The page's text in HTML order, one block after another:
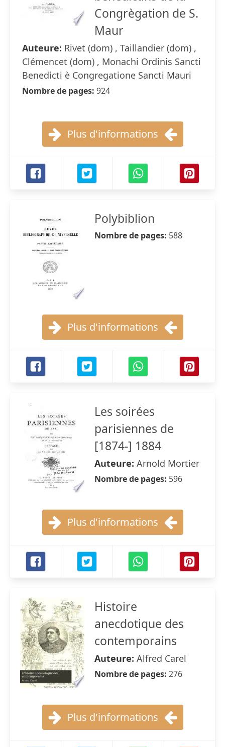
Congrègation de S.
Maur
Auteure: Rivet (dom) , Taillandier (dom) ,
Clémencet (dom) , Monachi Ordinis Sancti
Benedicti è Congregatione Sancti Mauri
Nombre de pages: 924
Plus d'informations
Polybiblion
Nombre de pages: 588
Plus d'informations
Les soirées
parisiennes de
[1874-] 1884
Auteure: Arnold Mortier
Nombre de pages: 596
Plus d'informations
Histoire
anecdotique des
contemporains
Auteure: Alfred Carel
Nombre de pages: 276
Plus d'informations